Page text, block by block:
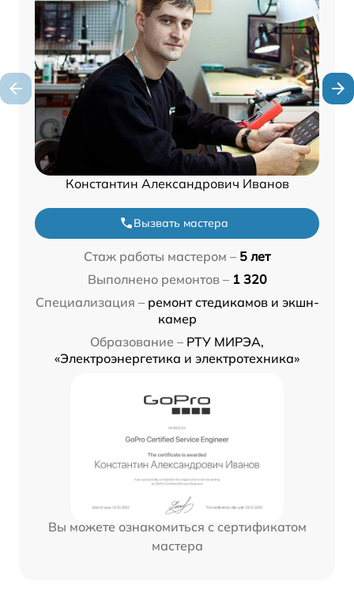
Константин Александрович Иванов
Вызвать мастера
Стаж работы мастером – 5 лет
Выполнено ремонтов – 1 320
Специализация – ремонт стедикамов и экшн-
камер
Образование – РТУ МИРЭА,
«Электроэнергетика и электротехника»
Вы можете ознакомиться с сертификатом
мастера